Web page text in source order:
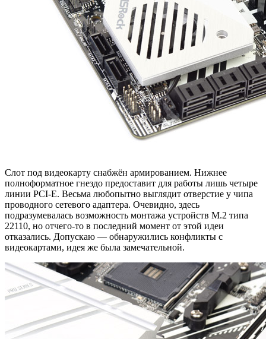
Слот под видеокарту снабжён армированием. Нижнее
полноформатное гнездо предоставит для работы лишь четыре
линии PCI-E. Весьма любопытно выглядит отверстие у чипа
проводного сетевого адаптера. Очевидно, здесь
подразумевалась возможность монтажа устройств M.2 типа
22110, но отчего-то в последний момент от этой идеи
отказались. Допускаю — обнаружились конфликты с
видеокартами, идея же была замечательной.